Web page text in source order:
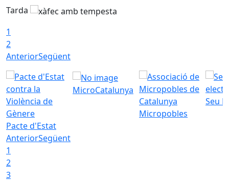
Tarda
1
2
AnteriorSegüent
Pacte d'Estat
MicroCatalunya
Micropobles
Seu
AnteriorSegüent
1
2
3